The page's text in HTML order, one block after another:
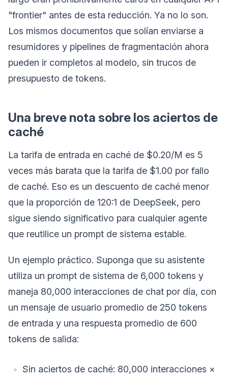
"frontier" antes de esta reducción. Ya no lo son.
Los mismos documentos que solían enviarse a
resumidores y pipelines de fragmentación ahora
pueden ir completos al modelo, sin trucos de
presupuesto de tokens.
Una breve nota sobre los aciertos de
caché
La tarifa de entrada en caché de $0.20/M es 5
veces más barata que la tarifa de $1.00 por fallo
de caché. Eso es un descuento de caché menor
que la proporción de 120:1 de DeepSeek, pero
sigue siendo significativo para cualquier agente
que reutilice un prompt de sistema estable.
Un ejemplo práctico. Suponga que su asistente
utiliza un prompt de sistema de 6,000 tokens y
maneja 80,000 interacciones de chat por día, con
un mensaje de usuario promedio de 250 tokens
de entrada y una respuesta promedio de 600
tokens de salida:
Sin aciertos de caché: 80,000 interacciones ×